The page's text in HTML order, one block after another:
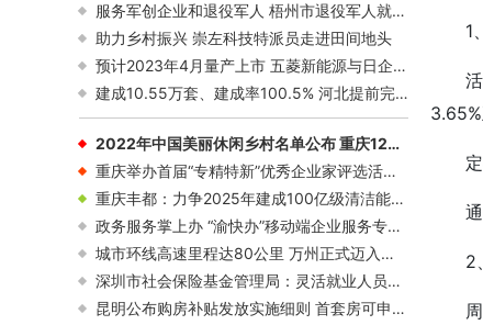
服务军创企业和退役军人 梧州市退役军人就业创业联盟成立
助力乡村振兴 崇左科技特派员走进田间地头
预计2023年4月量产上市 五菱新能源与日企合作开发纯电动物流车
建成10.55万套、建成率100.5% 河北提前完成棚户区改造年度任务
2022年中国美丽休闲乡村名单公布 重庆12个村入选
重庆举办首届“专精特新”优秀企业家评选活动 市民可参与投票
重庆丰都：力争2025年建成100亿级清洁能源示范基地
政务服务掌上办 “渝快办”移动端企业服务专区上线
城市环线高速里程达80公里 万州正式迈入高速“环线”时代
深圳市社会保险基金管理局：灵活就业人员失业可申领失业保险金
昆明公布购房补贴发放实施细则 首套房可申请50%的契税补贴
1
3.65%
2